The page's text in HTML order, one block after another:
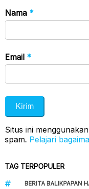
Nama *
Email *
Situs ini
spam. Pelajari
TAG TERPOPULER
BERITA BALIKPAPAN